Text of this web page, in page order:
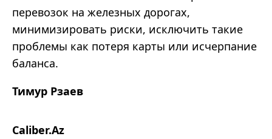
перевозок на железных дорогах,
минимизировать риски, исключить такие
проблемы как потеря карты или исчерпание
баланса.
Тимур Рзаев
Caliber.Az